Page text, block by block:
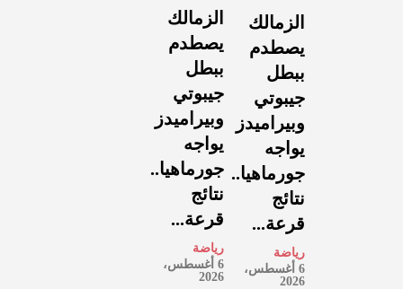
الزمالك
يصطدم
ببطل
جيبوتي
وبيراميدز
يواجه
جورماهيا..
نتائج
قرعة...
رياضة
6 أغسطس،
2026
الزمالك
يصطدم
ببطل
جيبوتي
وبيراميدز
يواجه
جورماهيا..
نتائج
قرعة...
رياضة
6 أغسطس،
2026